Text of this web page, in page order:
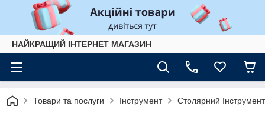
НАЙКРАЩИЙ ІНТЕРНЕТ МАГАЗИН
Товари та послуги Інструмент Столярний Інструмент